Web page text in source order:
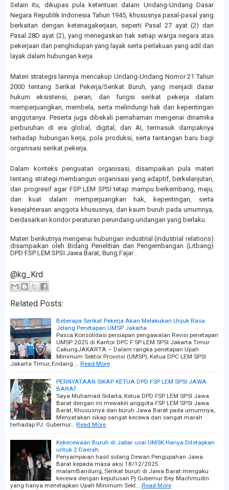
Selain itu, dikupas pula ketentuan dalam Undang-Undang Dasar
Negara Republik Indonesia Tahun 1945, khususnya pasal-pasal yang
berkaitan dengan ketenagakerjaan, seperti Pasal 27 ayat (2) dan
Pasal 28D ayat (2), yang menegaskan hak setiap warga negara atas
pekerjaan dan penghidupan yang layak serta perlakuan yang adil dan
layak dalam hubungan kerja.
Materi strategis lainnya mencakup Undang-Undang Nomor 21 Tahun
2000 tentang Serikat Pekerja/Serikat Buruh, yang menjadi dasar
hukum eksistensi, peran, dan fungsi serikat pekerja dalam
memperjuangkan, membela, serta melindungi hak dan kepentingan
anggotanya. Peserta juga dibekali pemahaman mengenai dinamika
perburuhan di era global, digital, dan AI, termasuk dampaknya
terhadap hubungan kerja, pola produksi, serta tantangan baru bagi
organisasi serikat pekerja.
Dalam konteks penguatan organisasi, disampaikan pula materi
tentang strategi membangun organisasi yang adaptif, berkelanjutan,
dan progresif agar FSP LEM SPSI tetap mampu berkembang, maju,
dan kuat dalam memperjuangkan hak, kepentingan, serta
kesejahteraan anggota khususnya, dan kaum buruh pada umumnya,
berdasarkan koridor peraturan perundang-undangan yang berlaku.
Materi berikutnya mengenai hubungan industrial (industrial relations)
disampaikan oleh Bidang Penelitian dan Pengembangan (Litbang)
DPD FSP LEM SPSI Jawa Barat, Bung Fajar .
@kg_Krd
Related Posts:
Beberapa Serikat Pekerja Akan Melakukan Unjuk Rasa
Jelang Penetapan UMSP Jakarta
Pasca Konsolidasi persiapan pengawalan Revisi penetapan
UMSP 2025 di Kantor DPC F SP LEM SPSI Jakarta Timur
CakungJAKARTA – Dalam rangka penetapan Upah
Minimum Sektor Provinsi (UMSP), Ketua DPC LEM SPSI
Jakarta Timur, Endang … Read More
PERNYATAAN SIKAP KETUA DPD FSP LEM SPSI JAWA
BARAT
Saya Muhamad Sidarta, Ketua DPD FSP LEM SPSI Jawa
Barat dengan ini mewakili anggota FSP LEM SPSI Jawa
Barat, Khususnya dan buruh Jawa Barat pada umumnya,.
Menyatakan sikap sangat kecewa dan sangat marah
terhadap PJ. Gubernur… Read More
Kekecewaan Buruh di Jabar usai UMSK Hanya Ditetapkan
untuk 2 Daerah
Penyampaian hasil sidang Dewan Pengupahan Jawa
Barat kepada masa aksi 18/12/2025
malamBandung, Serikat buruh di Jawa Barat mengaku
kecewa dengan keputusan Pj Gubernur Bey Machmudin
yang hanya menetapkan Upah Minimum Sekt… Read More